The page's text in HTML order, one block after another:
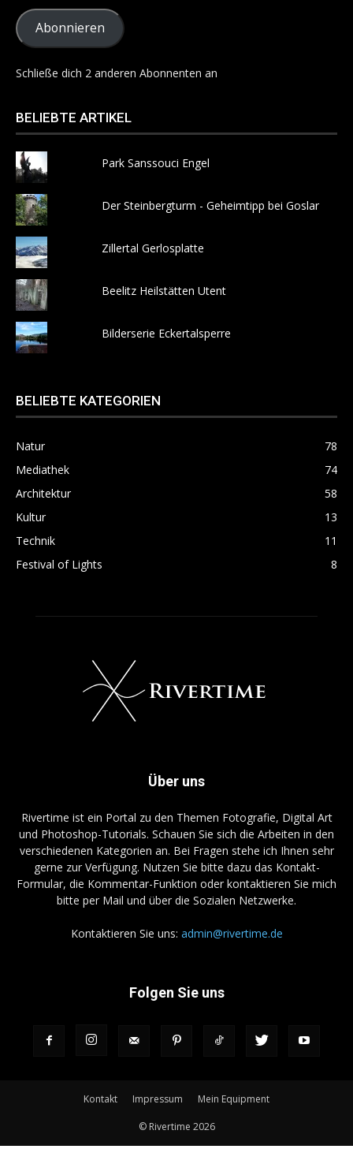
Adresse
Abonnieren
Schließe dich 2 anderen Abonnenten an
BELIEBTE ARTIKEL
Park Sanssouci Engel
Der Steinbergturm - Geheimtipp bei Goslar
Zillertal Gerlosplatte
Beelitz Heilstätten Utent
Bilderserie Eckertalsperre
BELIEBTE KATEGORIEN
Natur
78
Mediathek
74
Architektur
58
Kultur
13
Technik
11
Festival of Lights
8
Über uns
Rivertime ist ein Portal zu den Themen Fotografie, Digital Art
und Photoshop-Tutorials. Schauen Sie sich die Arbeiten in den
verschiedenen Kategorien an. Bei Fragen stehe ich Ihnen sehr
gerne zur Verfügung. Nutzen Sie bitte dazu das Kontakt-
Formular, die Kommentar-Funktion oder kontaktieren Sie mich
bitte per Mail und über die Sozialen Netzwerke.
Kontaktieren Sie uns: admin@rivertime.de
Folgen Sie uns
Kontakt Impressum Mein Equipment
© Rivertime 2026